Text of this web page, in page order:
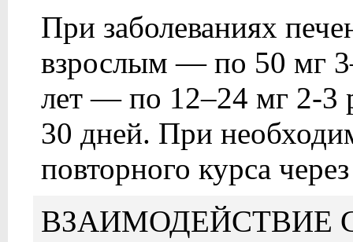
При заболеваниях
взрослым — по 50 мг
лет — по 12–24 мг 2-3
30 дней. При
повторного курса
ВЗАИМОДЕЙСТВИЕ